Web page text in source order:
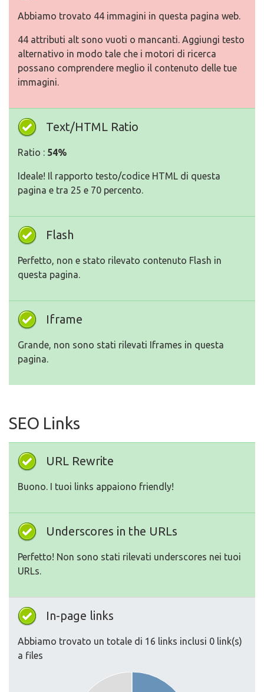
Abbiamo trovato 44 immagini in questa pagina web.
44 attributi alt sono vuoti o mancanti. Aggiungi testo
alternativo in modo tale che i motori di ricerca
possano comprendere meglio il contenuto delle tue
immagini.
Text/HTML Ratio
Ratio : 54%
Ideale! Il rapporto testo/codice HTML di questa
pagina e tra 25 e 70 percento.
Flash
Perfetto, non e stato rilevato contenuto Flash in
questa pagina.
Iframe
Grande, non sono stati rilevati Iframes in questa
pagina.
SEO Links
URL Rewrite
Buono. I tuoi links appaiono friendly!
Underscores in the URLs
Perfetto! Non sono stati rilevati underscores nei tuoi
URLs.
In-page links
Abbiamo trovato un totale di 16 links inclusi 0 link(s)
a files